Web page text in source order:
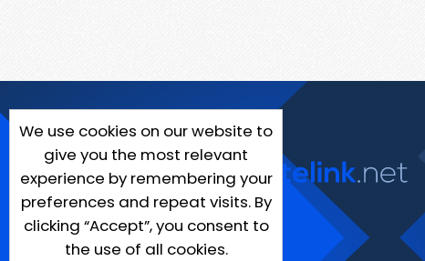
We use cookies on our website to
give you the most relevant
experience by remembering your
preferences and repeat visits. By
clicking “Accept”, you consent to
the use of all cookies.